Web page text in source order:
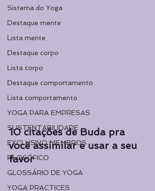
Sistema do Yoga
Destaque mente
Lista mente
Destaque corpo
Lista corpo
Destaque comportamento
Lista comportamento
YOGA PARA EMPRESAS
SUSTENTABILIDADE
EXCLUSIVO MEMBROS
FILOSÓFICO
GLOSSÁRIO DE YOGA
YOGA PRACTICES
10 citações de Buda pra
você assimilar e usar a seu
favor